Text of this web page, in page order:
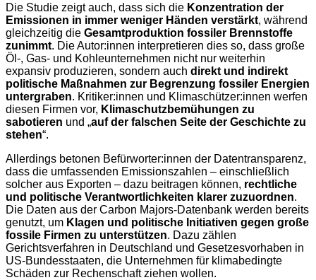
Die Studie zeigt auch, dass sich die Konzentration der
Emissionen in immer weniger Händen verstärkt, während
gleichzeitig die Gesamtproduktion fossiler Brennstoffe
zunimmt. Die Autor:innen interpretieren dies so, dass große
Öl-, Gas- und Kohleunternehmen nicht nur weiterhin
expansiv produzieren, sondern auch direkt und indirekt
politische Maßnahmen zur Begrenzung fossiler Energien
untergraben. Kritiker:innen und Klimaschützer:innen werfen
diesen Firmen vor, Klimaschutzbemühungen zu
sabotieren und „auf der falschen Seite der Geschichte zu
stehen“.
Allerdings betonen Befürworter:innen der Datentransparenz,
dass die umfassenden Emissionszahlen – einschließlich
solcher aus Exporten – dazu beitragen können, rechtliche
und politische Verantwortlichkeiten klarer zuzuordnen.
Die Daten aus der Carbon Majors-Datenbank werden bereits
genutzt, um Klagen und politische Initiativen gegen große
fossile Firmen zu unterstützen. Dazu zählen
Gerichtsverfahren in Deutschland und Gesetzesvorhaben in
US-Bundesstaaten, die Unternehmen für klimabedingte
Schäden zur Rechenschaft ziehen wollen.